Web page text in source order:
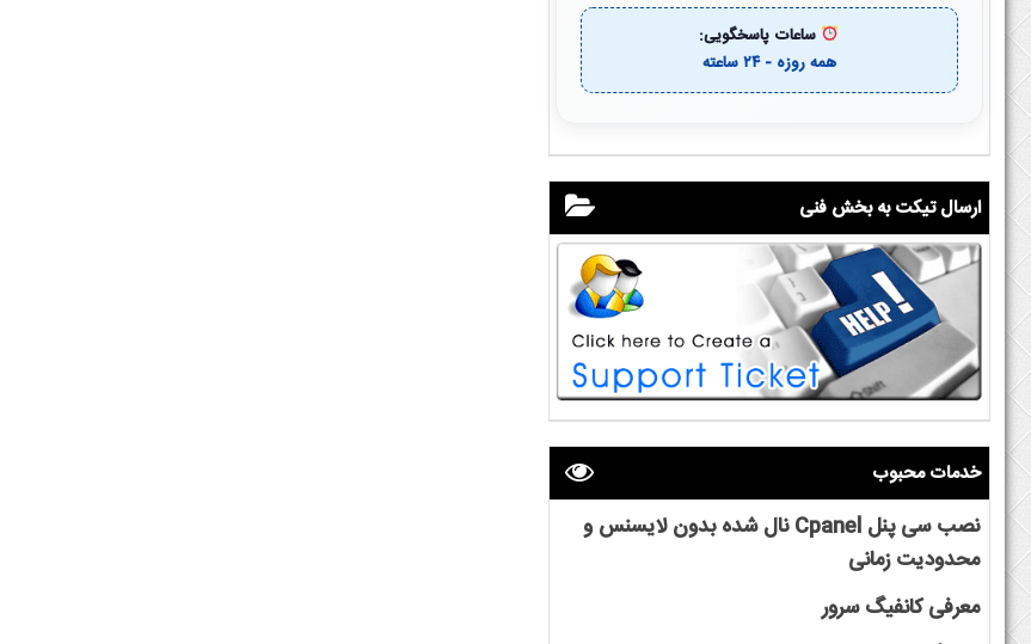
ساعات پاسخگویی:
همه روزه - ۲۴ ساعته
ارسال تیکت به بخش فنی
خدمات محبوب
نصب سی پنل Cpanel نال شده بدون لایسنس و
محدودیت زمانی
معرفی کانفیگ سرور